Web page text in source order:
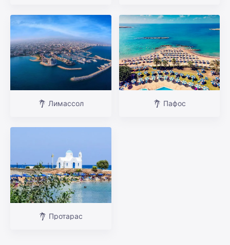
Лимассол Пафос
Протарас